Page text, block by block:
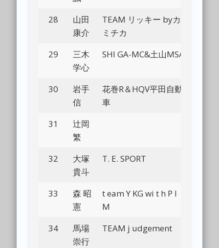
28
山田
康介
TEAM リッキー byカ
ミチカ
29
三木
学心
SHI GA-MC&土山MSA
30
岩手
信
花巻R＆HQV平田自動
車
31
辻岡
繁
32
大塚
貴斗
T. E. SPORT
33
森 昭
憲
t eam Y KG wi t h P I
M
34
馬場
崇行
TEAM j udgement